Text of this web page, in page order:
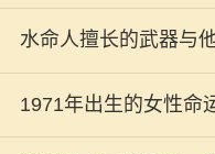
水命人擅长的武器与
1971年出生的女性命